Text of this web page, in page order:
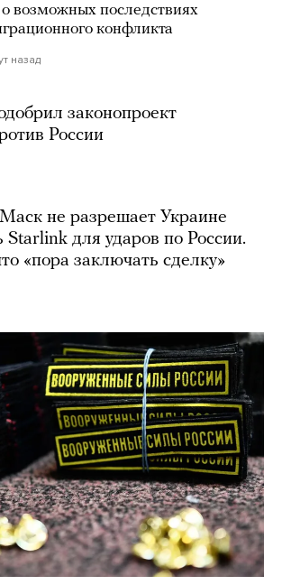
возможных последствиях
конфликта
назад
законопроект
России
не разрешает Украине
Starlink для ударов по России.
«пора заключать сделку»